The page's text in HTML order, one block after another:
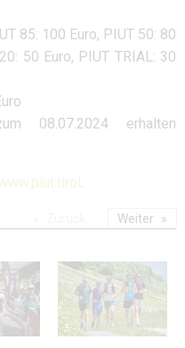
85: 100 Euro, PIUT 50: 80
50 Euro, PIUT TRIAL: 30
08.07.2024 erhalten
.
Weiter